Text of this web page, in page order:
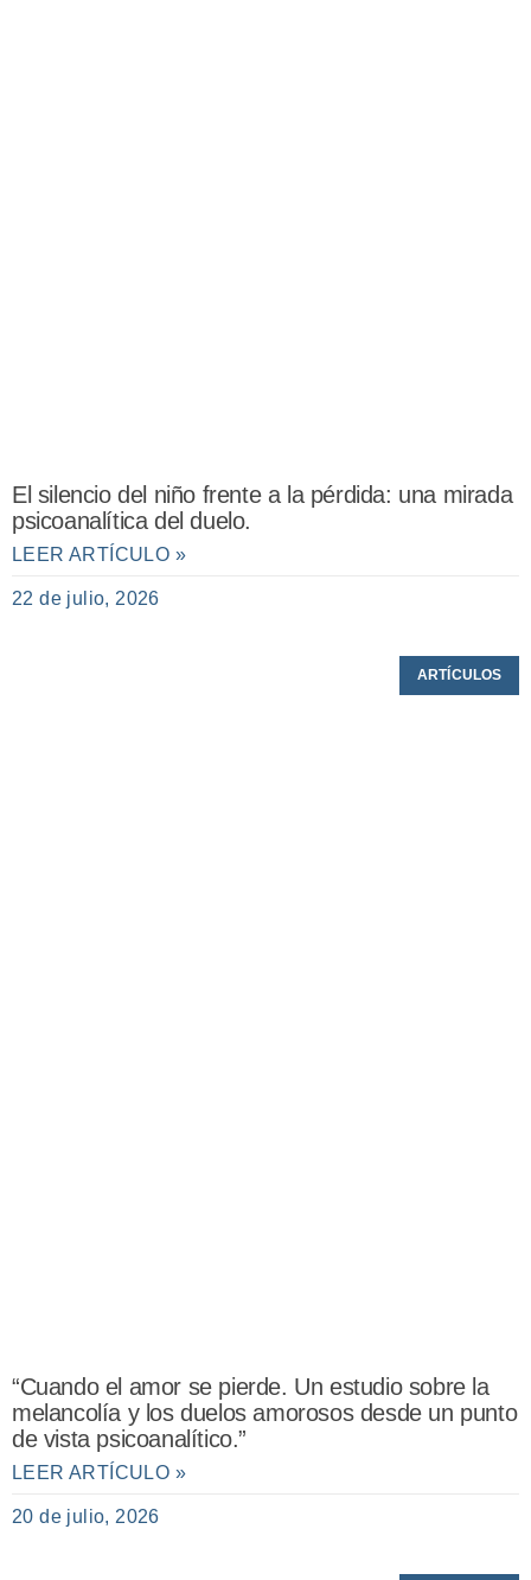
El silencio del niño frente a la pérdida: una mirada
psicoanalítica del duelo.
LEER ARTÍCULO »
22 de julio, 2026
ARTÍCULOS
“Cuando el amor se pierde. Un estudio sobre la
melancolía y los duelos amorosos desde un punto
de vista psicoanalítico.”
LEER ARTÍCULO »
20 de julio, 2026